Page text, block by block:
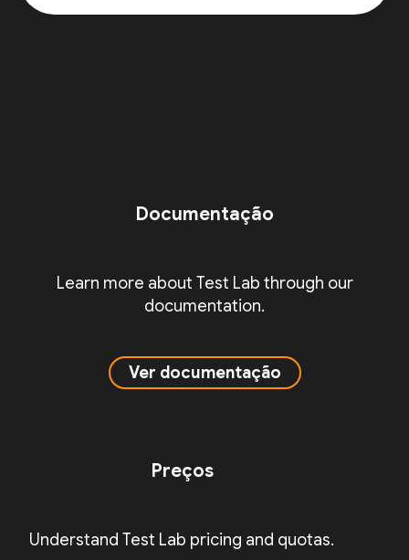
Documentação
Learn more about Test Lab through our
documentation.
Ver documentação
Preços
Understand Test Lab pricing and quotas.